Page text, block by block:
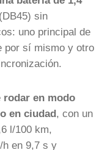
sin
uno principal de
por sí mismo y otro
rodar en modo
en ciudad, con un
l/100 km,
h en 9,7 s y